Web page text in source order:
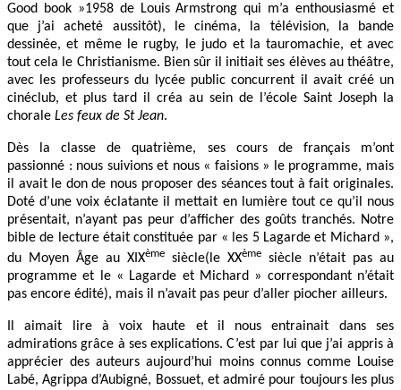
Good book »1958 de Louis Armstrong qui m’a enthousiasmé et
que j’ai acheté aussitôt), le cinéma, la télévision, la bande
dessinée, et même le rugby, le judo et la tauromachie, et avec
tout cela le Christianisme. Bien sûr il initiait ses élèves au théâtre,
avec les professeurs du lycée public concurrent il avait créé un
cinéclub, et plus tard il créa au sein de l’école Saint Joseph la
chorale Les feux de St Jean.
Dès la classe de quatrième, ses cours de français m’ont
passionné : nous suivions et nous « faisions » le programme, mais
il avait le don de nous proposer des séances tout à fait originales.
Doté d’une voix éclatante il mettait en lumière tout ce qu’il nous
présentait, n’ayant pas peur d’afficher des goûts tranchés. Notre
bible de lecture était constituée par « les 5 Lagarde et Michard »,
du Moyen Âge au XIXème siècle(le XXème
siècle n’était pas au
programme et le « Lagarde et Michard » correspondant n’était
pas encore édité), mais il n’avait pas peur d’aller piocher ailleurs.
Il aimait lire à voix haute et il nous entrainait dans ses
admirations grâce à ses explications. C’est par lui que j’ai appris à
apprécier des auteurs aujourd’hui moins connus comme Louise
Labé, Agrippa d’Aubigné, Bossuet, et admiré pour toujours les plus